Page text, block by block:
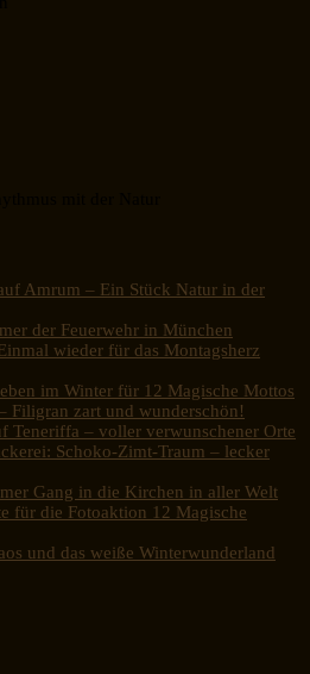
Amrum – Ein Stück Natur in der
der Feuerwehr in München
wieder für das Montagsherz
im Winter für 12 Magische Mottos
Filigran zart und wunderschön!
Teneriffa – voller verwunschener Orte
Schoko-Zimt-Traum – lecker
Gang in die Kirchen in aller Welt
für die Fotoaktion 12 Magische
und das weiße Winterwunderland